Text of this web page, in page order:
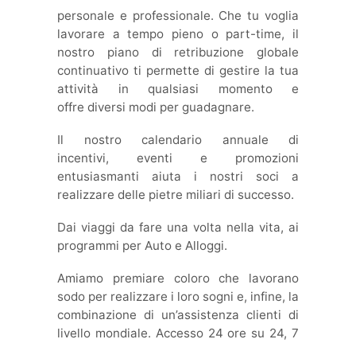
personale e professionale. Che tu voglia
lavorare a tempo pieno o part-time, il
nostro piano di retribuzione globale
continuativo ti permette di gestire la tua
attività in qualsiasi momento e
offre diversi modi per guadagnare.
Il nostro calendario annuale di
incentivi, eventi e promozioni
entusiasmanti aiuta i nostri soci a
realizzare delle pietre miliari di successo.
Dai viaggi da fare una volta nella vita, ai
programmi per Auto e Alloggi.
Amiamo premiare coloro che lavorano
sodo per realizzare i loro sogni e, infine, la
combinazione di un’assistenza clienti di
livello mondiale. Accesso 24 ore su 24, 7